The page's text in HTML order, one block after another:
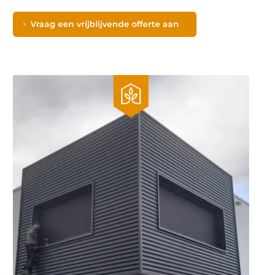
Vraag een vrijblijvende offerte aan